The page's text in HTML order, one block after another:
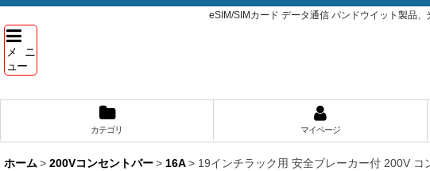
eSIM/SIMカード データ通信 パンドウイット製品
メニ
ュー
カテゴリ マイページ
ホーム > 200Vコンセントバー> 16A> 19インチラック用 安全ブレーカー付 200V